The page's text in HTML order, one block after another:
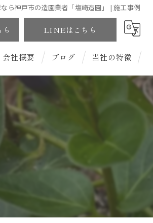
ら神戸市の造園業者「塩崎造園」 | 施工事例
LINEはこちら
会社概要 ブログ 当社の特徴